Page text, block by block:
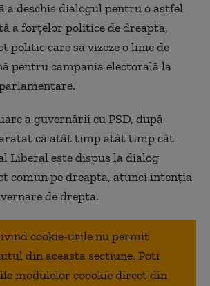
a deschis dialogul pentru o astfel
a forţelor politice de dreapta,
politic care să vizeze o linie de
pentru campania electorală la
a guvernării cu PSD, după
că atât timp atât timp cât
Liberal este dispus la dialog
comun pe dreapta, atunci intenţia
de drepta.
cookie-urile nu permit
din aceasta sectiune. Poti
modulelor coookie direct din